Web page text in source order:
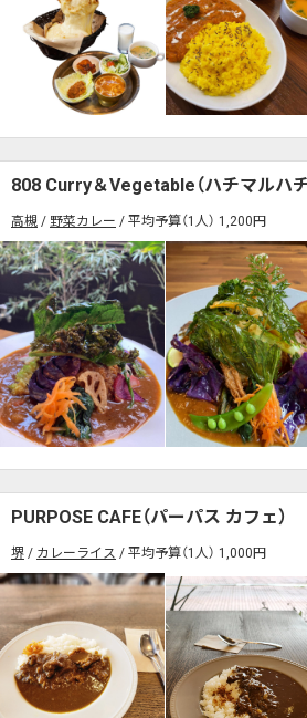
高槻 野菜カレー 平均予算（1人） 1,200円
PURPOSE CAFE（パーパス カフェ）
堺 カレーライス 平均予算（1人） 1,000円